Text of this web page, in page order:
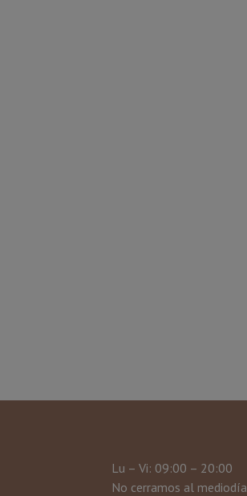
Lu – Vi: 09:00 – 20:00
No cerramos al mediodía